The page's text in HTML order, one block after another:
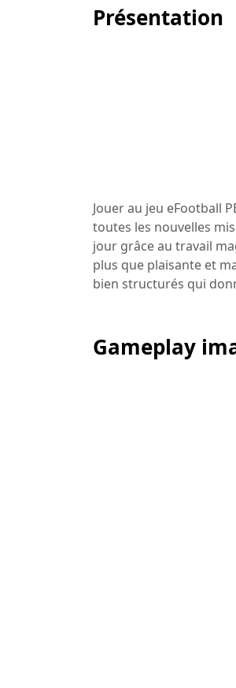
Présentation
Jouer au jeu eFootball
toutes les nouvelles
jour grâce au travail
plus que plaisante et
bien structurés qui
Gameplay